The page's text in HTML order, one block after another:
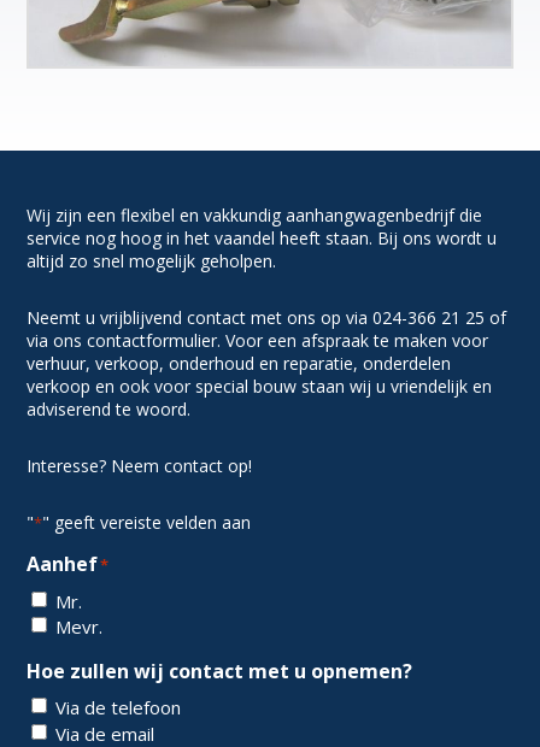
Wij zijn een flexibel en vakkundig aanhangwagenbedrijf die
service nog hoog in het vaandel heeft staan. Bij ons wordt u
altijd zo snel mogelijk geholpen.
Neemt u vrijblijvend contact met ons op via 024-366 21 25 of
via ons contactformulier. Voor een afspraak te maken voor
verhuur, verkoop, onderhoud en reparatie, onderdelen
verkoop en ook voor special bouw staan wij u vriendelijk en
adviserend te woord.
Interesse? Neem contact op!
"*" geeft vereiste velden aan
Aanhef*
Mr.
Mevr.
Hoe zullen wij contact met u opnemen?
Via de telefoon
Via de email